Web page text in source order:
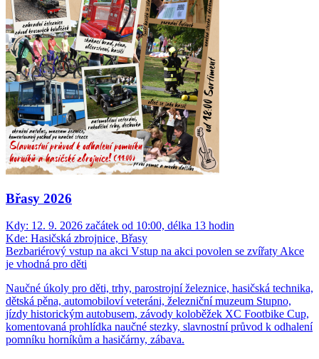
Břasy 2026
Kdy: 12. 9. 2026 začátek od 10:00, délka 13 hodin
Kde: Hasičská zbrojnice, Břasy
Bezbariérový vstup na akci Vstup na akci povolen se zvířaty Akce
je vhodná pro děti
Naučné úkoly pro děti, trhy, parostrojní železnice, hasičská technika,
dětská pěna, automobiloví veteráni, železniční muzeum Stupno,
jízdy historickým autobusem, závody koloběžek XC Footbike Cup,
komentovaná prohlídka naučné stezky, slavnostní průvod k odhalení
pomníku horníkům a hasičárny, zábava.